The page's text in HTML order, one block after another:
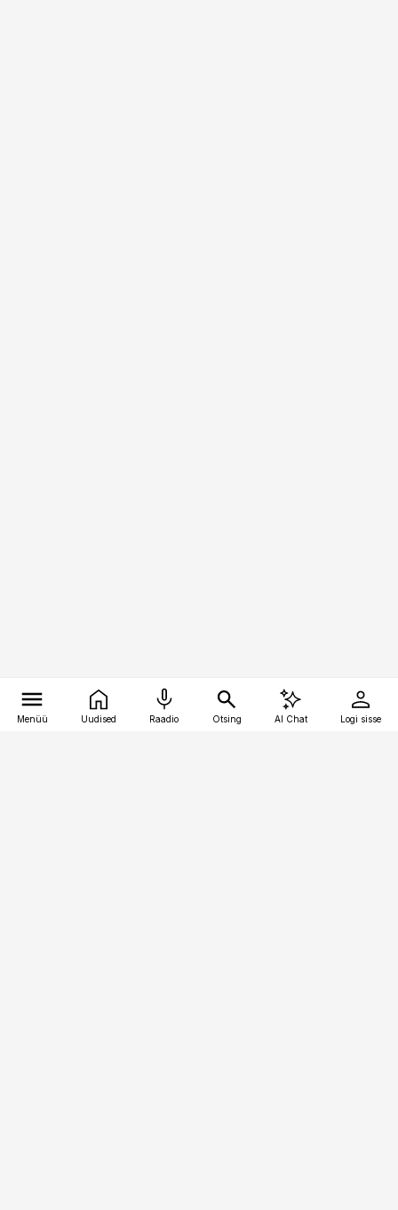
Menüü Uudised Raadio Otsing AI Chat Logi sisse